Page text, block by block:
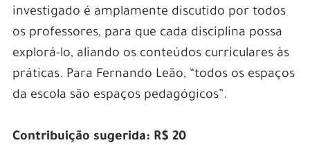
investigado é amplamente discutido por todos
os professores, para que cada disciplina possa
explorá-lo, aliando os conteúdos curriculares às
práticas. Para Fernando Leão, “todos os espaços
da escola são espaços pedagógicos”.
Contribuição sugerida: R$ 20